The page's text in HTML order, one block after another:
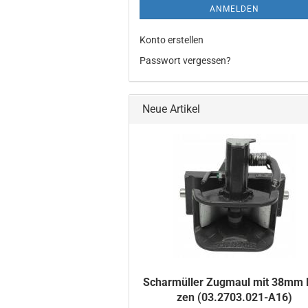
ANMELDEN
Konto erstellen
Passwort vergessen?
Neue Artikel
Schar­mül­ler Zug­maul mit
zen (03.2703.021-​A16)